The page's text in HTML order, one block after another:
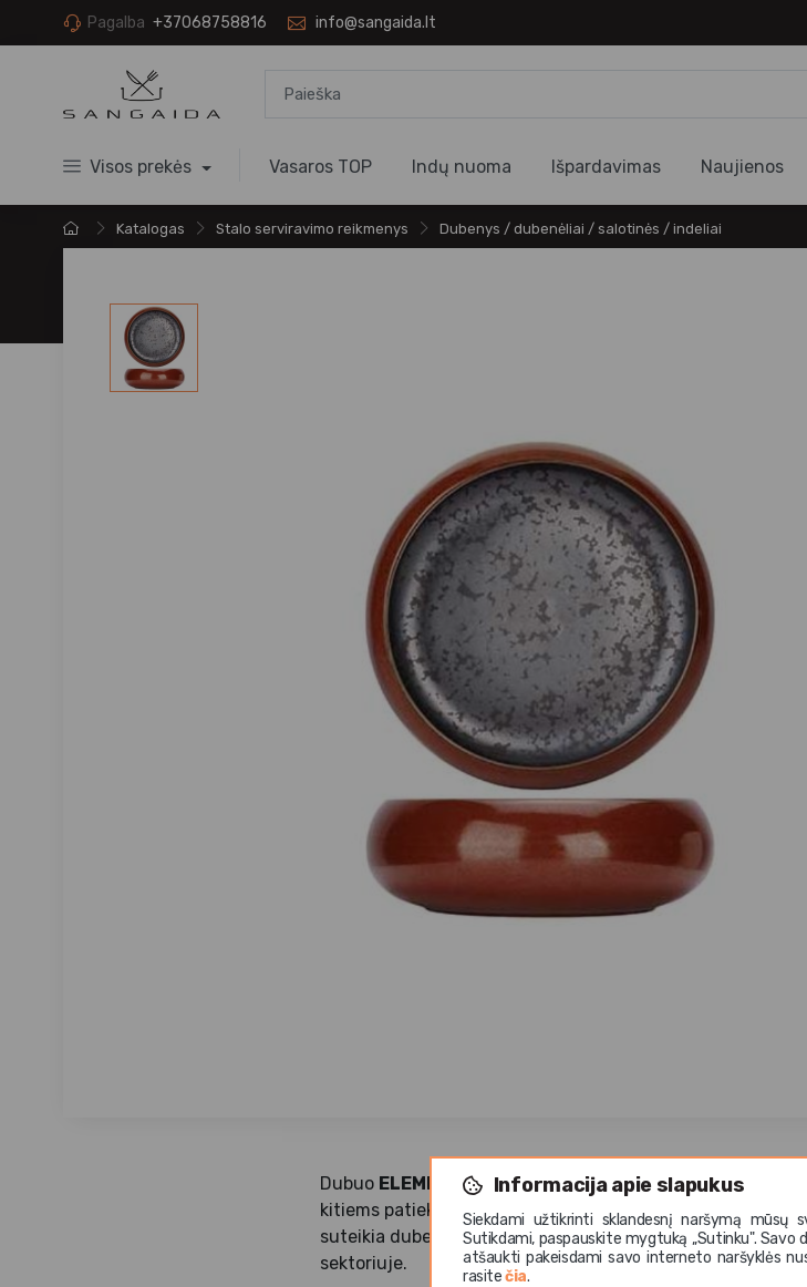
Informacija apie slapukus
Siekdami užtikrinti sklandesnį naršymą mūsų
Sutikdami, paspauskite mygtuką ,,Sutinku". Savo
atšaukti pakeisdami savo interneto naršyklės
rasitečia.
Pagalba +37068758816 info@sangaida.lt
Visos prekės Vasaros TOP Indų nuoma Išpardavimas Naujienos
Katalogas Stalo serviravimo reikmenys Dubenys / dubenėliai / salotinės / indeliai
Dubuo ELEMENTS MAROON 17 cm – porcelianinis dubuo,
kitiems patiekalams patiekti. Apvali forma ir išskirtinis
suteikia dubeniui modernų ir išraiškingą dizainą, puikiai
sektoriuje.